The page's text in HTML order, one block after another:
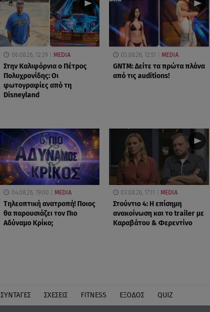
06.08.26, 12:29 MEDIA
Στην Καλιφόρνια ο Πέτρος
Πολυχρονίδης: Οι
φωτογραφίες από τη
Disneyland
05.08.26, 12:51 MEDIA
GNTM: Δείτε τα πρώτα πλάνα
από τις auditions!
04.08.26, 19:00 MEDIA
Τηλεοπτική ανατροπή! Ποιος
θα παρουσιάζει τον Πιο
Αδύναμο Κρίκο;
03.08.26, 17:11 MEDIA
Στούντιο 4: Η επίσημη
ανακοίνωση και το trailer με
Καραβάτου & Φερεντίνο
ΣΥΝΤΑΓΕΣ ΣΧΕΣΕΙΣ FITNESS ΕΞΟΔΟΣ QUIZ